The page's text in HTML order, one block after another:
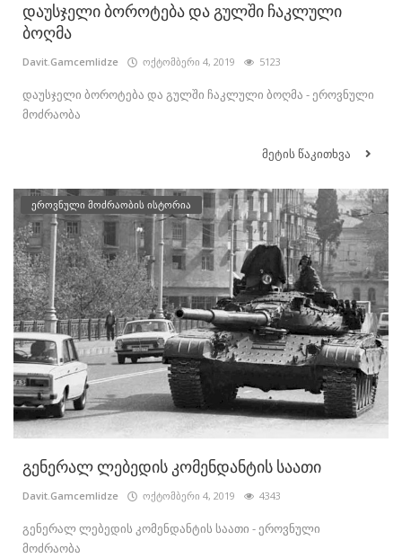
დაუსჯელი ბოროტება და გულში ჩაკლული
ბოღმა
Davit.Gamcemlidze ოქტომბერი 4, 2019 5123
დაუსჯელი ბოროტება და გულში ჩაკლული ბოღმა - ეროვნული
მოძრაობა
მეტის წაკითხვა
ეროვნული მოძრაობის ისტორია
გენერალ ლებედის კომენდანტის საათი
Davit.Gamcemlidze ოქტომბერი 4, 2019 4343
გენერალ ლებედის კომენდანტის საათი - ეროვნული
მოძრაობა